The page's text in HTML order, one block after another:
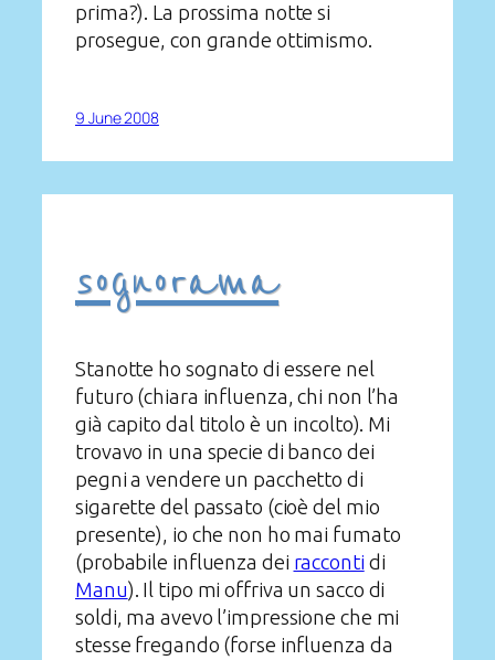
prima?). La prossima notte si
prosegue, con grande ottimismo.
9 June 2008
sognorama
Stanotte ho sognato di essere nel
futuro (chiara influenza, chi non l’ha
già capito dal titolo è un incolto). Mi
trovavo in una specie di banco dei
pegni a vendere un pacchetto di
sigarette del passato (cioè del mio
presente), io che non ho mai fumato
(probabile influenza dei racconti di
Manu). Il tipo mi offriva un sacco di
soldi, ma avevo l’impressione che mi
stesse fregando (forse influenza da